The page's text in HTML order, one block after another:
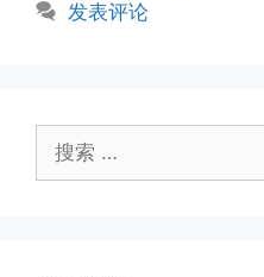
发表评论
索：